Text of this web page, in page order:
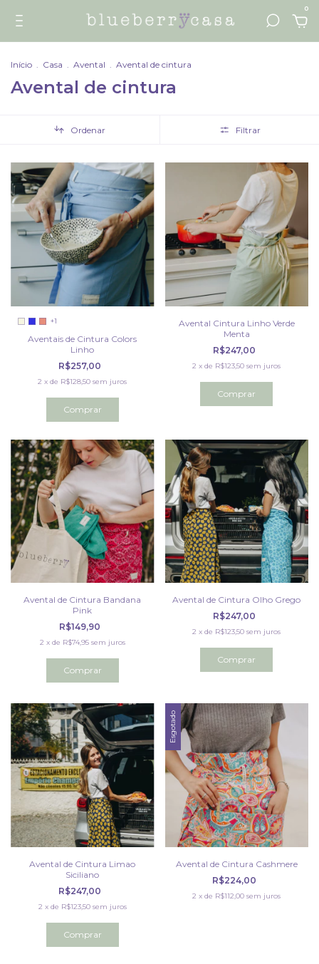
0
Início . Casa . Avental . Avental de cintura
Avental de cintura
Ordenar Filtrar
+1
Aventais de Cintura Colors
Linho
R$257,00
2 xde R$128,50 sem juros
Comprar
Avental Cintura Linho Verde
Menta
R$247,00
2 xde R$123,50 sem juros
Avental de Cintura Bandana
Pink
R$149,90
2 x de R$74,95 sem juros
Avental de Cintura Olho Grego
R$247,00
2 xde R$123,50 sem juros
Avental de Cintura Limao
Siciliano
R$247,00
2 x de R$123,50 sem juros
Esgotado
Avental de Cintura Cashmere
R$224,00
2 xde R$112,00 sem juros